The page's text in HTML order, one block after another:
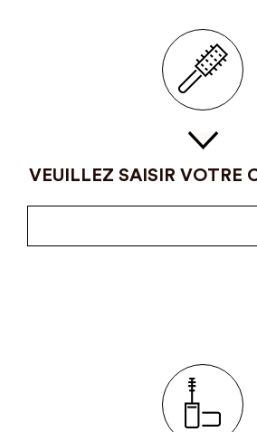
VEUILLEZ SAISIR VOTRE